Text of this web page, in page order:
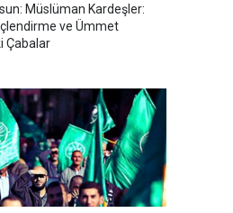
Müslüman Kardeşler:
ve Ümmet
Çabalar